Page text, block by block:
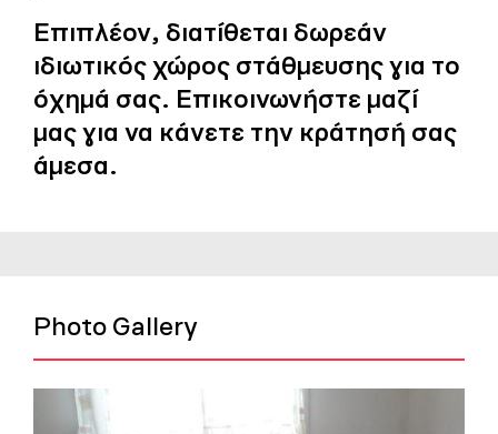
Επιπλέον, διατίθεται δωρεάν
ιδιωτικός χώρος στάθμευσης για το
όχημά σας. Επικοινωνήστε μαζί
μας για να κάνετε την κράτησή σας
άμεσα.
Photo Gallery